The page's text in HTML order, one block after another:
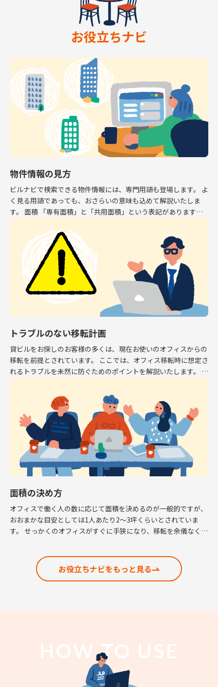
お役立ちナビ
物件情報の見方
ビルナビで検索できる物件情報には、専門用語も登場します。 よ
く見る用語であっても、おさらいの意味も込めて解説いたしま
す。 面積 「専有面積」と「共用面積」という表記があります。
専有面積はオフィスとして利用できるスペース […]
トラブルのない移転計画
貸ビルをお探しのお客様の多くは、現在お使いのオフィスからの
移転を前提とされています。 ここでは、オフィス移転時に想定さ
れるトラブルを未然に防ぐためのポイントを解説いたします。 解
約予告 現在お使いのオフィスから移転する場 […]
面積の決め方
オフィスで働く人の数に応じて面積を決めるのが一般的ですが、
おおまかな目安としては1人あたり2～3坪くらいとされていま
す。 せっかくのオフィスがすぐに手狭になり、移転を余儀なくさ
お役立ちナビをもっと見る
HOW TO USE